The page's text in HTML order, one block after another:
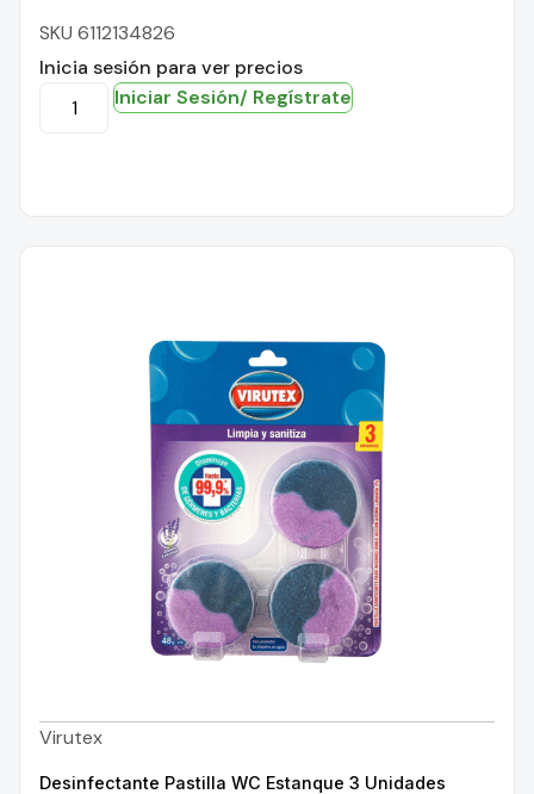
SKU 6112134826
Inicia sesión para ver precios
Iniciar Sesión/ Regístrate
Virutex
Desinfectante Pastilla WC Estanque 3 Unidades